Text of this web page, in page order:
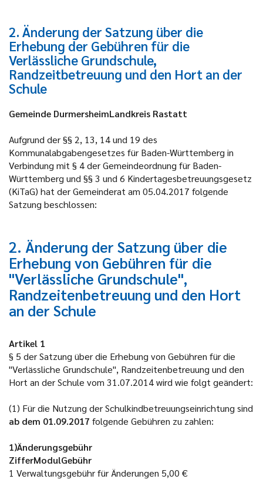
2. Änderung der Satzung über die
Erhebung der Gebühren für die
Verlässliche Grundschule,
Randzeitbetreuung und den Hort an der
Schule
Gemeinde DurmersheimLandkreis Rastatt
Aufgrund der §§ 2, 13, 14 und 19 des
Kommunalabgabengesetzes für Baden-Württemberg in
Verbindung mit § 4 der Gemeindeordnung für Baden-
Württemberg und §§ 3 und 6 Kindertagesbetreuungsgesetz
(KiTaG) hat der Gemeinderat am 05.04.2017 folgende
Satzung beschlossen:
2. Änderung der Satzung über die
Erhebung von Gebühren für die
"Verlässliche Grundschule",
Randzeitenbetreuung und den Hort
an der Schule
Artikel 1
§ 5 der Satzung über die Erhebung von Gebühren für die
"Verlässliche Grundschule", Randzeitenbetreuung und den
Hort an der Schule vom 31.07.2014 wird wie folgt geändert:
(1) Für die Nutzung der Schulkindbetreuungseinrichtung sind
ab dem 01.09.2017 folgende Gebühren zu zahlen:
1)Änderungsgebühr
ZifferModulGebühr
1 Verwaltungsgebühr für Änderungen 5,00 €